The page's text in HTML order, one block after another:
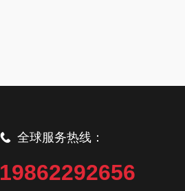
全球服务热线：
19862292656